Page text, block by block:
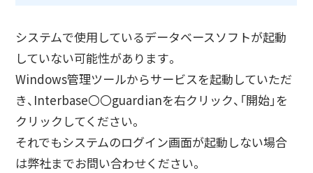
システムで使用しているデータベースソフトが起動
していない可能性があります。
Windows管理ツールからサービスを起動していただ
き、Interbase〇〇guardianを右クリック、「開始」を
クリックしてください。
それでもシステムのログイン画面が起動しない場合
は弊社までお問い合わせください。